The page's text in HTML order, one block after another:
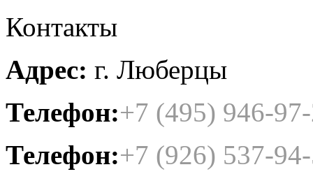
Контакты
Адрес: г. Люберцы
Телефон:+7 (495) 946-
Телефон:+7 (926) 537-